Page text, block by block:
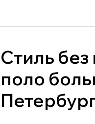
Стиль
поло